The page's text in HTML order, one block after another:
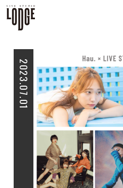
2023.07.01